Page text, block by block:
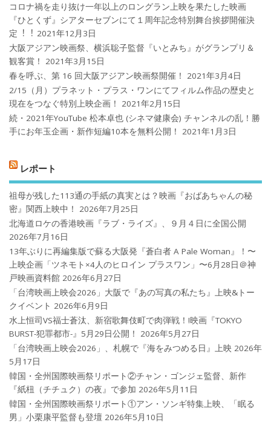
コロナ禍を⾛り抜け⼀年以上のロングラン上映を果たした映画
『ひとくず』シアターセブンにて１周年記念特別舞台挨拶開催決
定︕︕ 2021年12月3日
大阪アジアン映画祭、横浜聡子監督『いとみち』がグランプリ＆
観客賞！
2021年3月15日
春を呼ぶ、第 16 回大阪アジアン映画祭開催！
2021年3月4日
2/15（月）プラネット・プラス・ワンにてフィルム作品の歴史と
現在をつなぐ特別上映企画！
2021年2月15日
続・2021年YouTube 松本卓也 (シネマ健康会) チャンネルの乱！勝
手にお年玉企画・新作短編10本を無料公開！
2021年1月3日
レポート
祖母が残した113通の手紙の真実とは？映画『おばあちゃんの秘
密』関西上映中！
2026年7月25日
北海道ロケの香港映画『ラブ・ライズ』、９月４日に全国公開
2026年7月16日
13年ぶりに再編集版で蘇る大阪発『蒼白者 A Pale Woman』！〜
上映企画「ツネモト×4人のヒロイン プラスワン」〜6月28日＠神
戸映画資料館 2026年6月27日
「台湾映画上映会2026」大阪で『あの写真の私たち』上映&トー
クイベント 2026年6月9日
水上恒司VS福士蒼汰、新宿歌舞伎町で肉弾戦！!映画『TOKYO
BURST-犯罪都市-』5月29日公開！
2026年5月27日
「台湾映画上映会2026」、札幌で『海をみつめる日』上映 2026年
5月17日
韓国・全州国際映画祭リポート②チャン・ゴンジェ監督、新作
『紙杻（チチュク）の夜』で参加 2026年5月11日
韓国・全州国際映画祭リポート①アン・ソンギ特集上映、「眠る
男」小栗康平監督も登壇 2026年5月10日